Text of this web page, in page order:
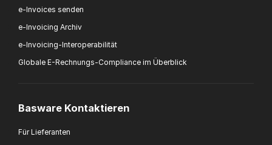
e-Invoices senden
e-Invoicing Archiv
e-Invoicing-Interoperabilität
Globale E-Rechnungs-Compliance im Überblick
Basware Kontaktieren
Für Lieferanten